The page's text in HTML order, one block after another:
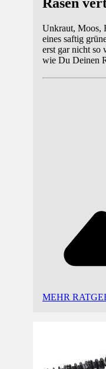
Rasen
Unkraut, Moos,
eines saftig
erst gar nicht so
wie Du Deinen
MEHR